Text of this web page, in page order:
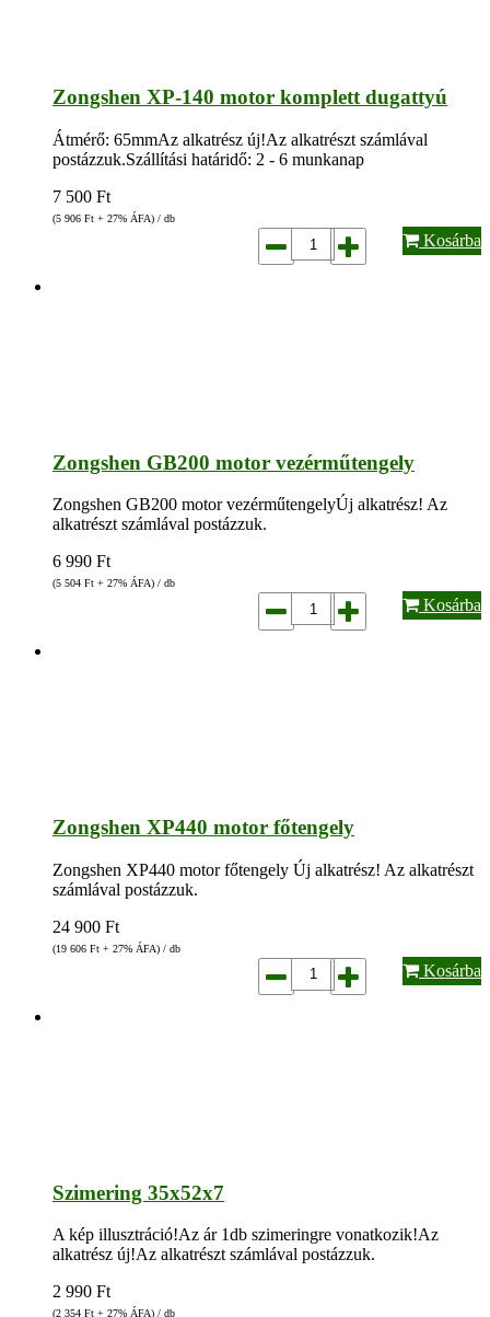
Zongshen XP-140 motor komplett dugattyú
Átmérő: 65mmAz alkatrész új!Az alkatrészt számlával
postázzuk.Szállítási határidő: 2 - 6 munkanap
7 500 Ft
(5 906 Ft + 27% ÁFA) / db
Kosárba
Zongshen GB200 motor vezérműtengely
Zongshen GB200 motor vezérműtengelyÚj alkatrész! Az
alkatrészt számlával postázzuk.
6 990 Ft
(5 504 Ft + 27% ÁFA) / db
Kosárba
Zongshen XP440 motor főtengely
Zongshen XP440 motor főtengely Új alkatrész! Az alkatrészt
számlával postázzuk.
24 900 Ft
(19 606 Ft + 27% ÁFA) / db
Kosárba
Szimering 35x52x7
A kép illusztráció!Az ár 1db szimeringre vonatkozik!Az
alkatrész új!Az alkatrészt számlával postázzuk.
2 990 Ft
(2 354 Ft + 27% ÁFA) / db